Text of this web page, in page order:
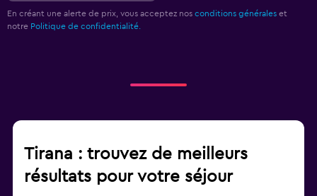
En créant une alerte de prix, vous acceptez nos conditions générales et
notre Politique de confidentialité.
Tirana : trouvez de meilleurs
résultats pour votre séjour